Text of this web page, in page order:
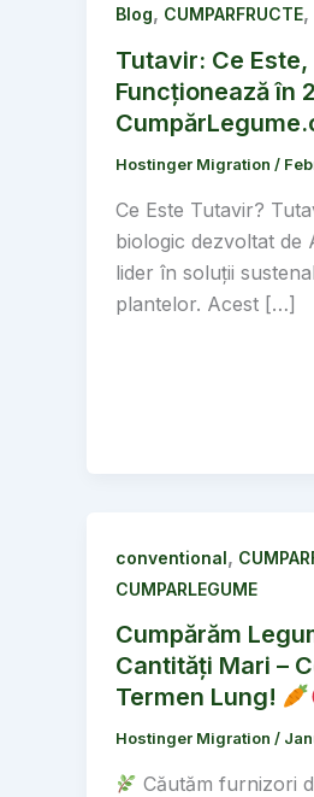
Blog, CUMPARFRUCTE,
Tutavir: Ce Este,
Funcționează în
Hostinger Migration /
Ce Este Tutavir?
biologic dezvoltat de
lider în soluții
plantelor. Acest […]
conventional,
CUMPARLEGUME
Cumpărăm
Cantități Mari –
Termen Lung!
Hostinger Migration /
Căutăm furnizori